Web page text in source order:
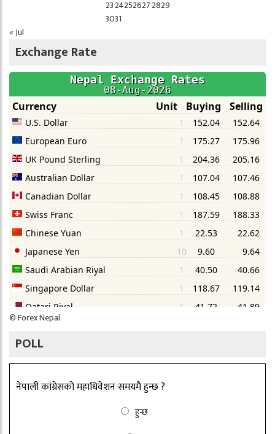
23242526272829
3031
« Jul
Exchange Rate
©Forex Nepal
POLL
नेपाली कांग्रेसको महाधिवेशन समयमै हुन्छ ?
हुन्छ